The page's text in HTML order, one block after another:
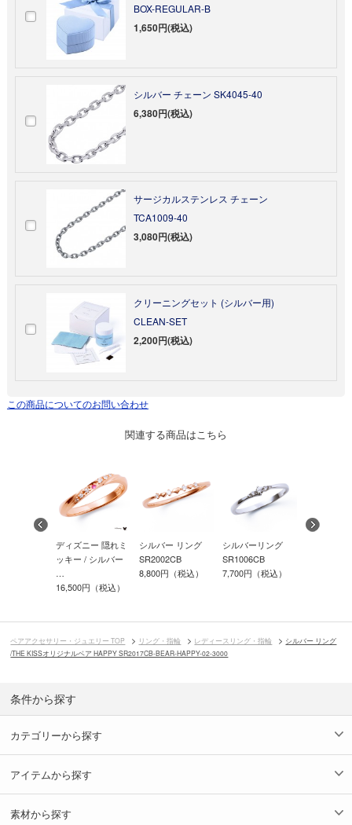
BOX-REGULAR-B
1,650円(税込)
シルバー チェーン SK4045-40
6,380円(税込)
サージカルステンレス チェーン
TCA1009-40
3,080円(税込)
クリーニングセット (シルバー用)
CLEAN-SET
2,200円(税込)
この商品についてのお問い合わせ
関連する商品はこちら
ディズニー 隠れミ
ッキー / シルバー
…
16,500円（税込）
シルバー リング
SR2002CB
8,800円（税込）
シルバーリング
SR1006CB
7,700円（税込）
ペアアクセサリー・ジュエリー TOP リング・指輪 レディースリング・指輪
シルバー リング
/THE KISSオリジナルベア HAPPY SR2017CB-BEAR-HAPPY-02-3000
条件から探す
カテゴリーから探す
アイテムから探す
素材から探す